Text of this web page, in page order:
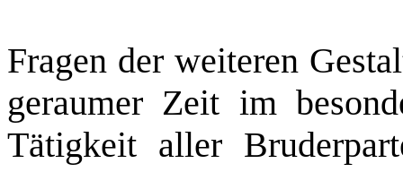
Fragen der weiteren
geraumer Zeit im
Tätigkeit aller